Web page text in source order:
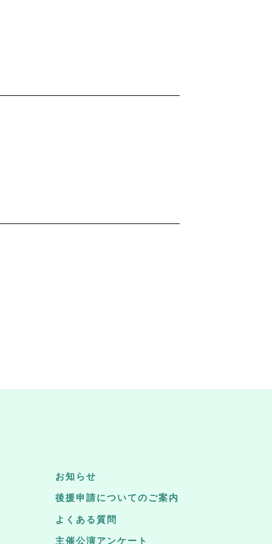
お知らせ
後援申請についてのご案内
よくある質問
主催公演アンケート